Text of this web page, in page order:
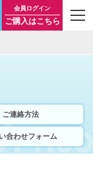
会員ログイン
ご購入はこちら
ご連絡方法
合わせフォーム
t
o
g
t
n